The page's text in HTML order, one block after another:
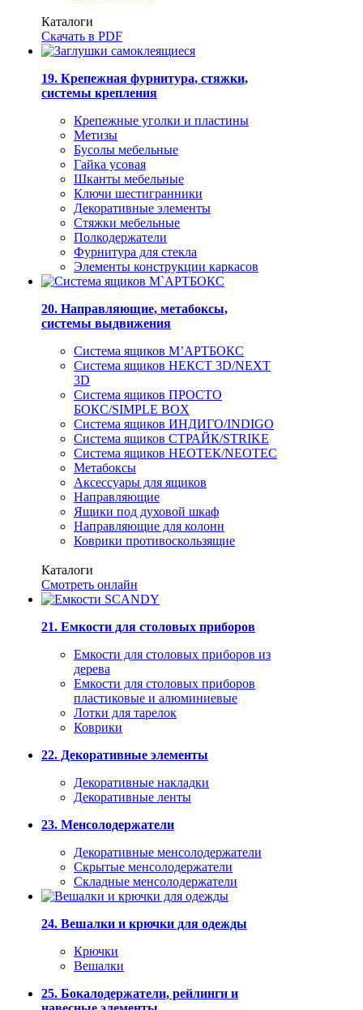
Каталоги
Скачать в PDF
19. Крепежная фурнитура, стяжки,
системы крепления
Крепежные уголки и пластины
Метизы
Бусолы мебельные
Гайка усовая
Шканты мебельные
Ключи шестигранники
Декоративные элементы
Стяжки мебельные
Полкодержатели
Фурнитура для стекла
Элементы конструкции каркасов
20. Направляющие, метабоксы,
системы выдвижения
Система ящиков М’АРТБОКС
Система ящиков НЕКСТ 3D/NEXT
3D
Система ящиков ПРОСТО
БОКС/SIMPLE BOX
Система ящиков ИНДИГО/INDIGO
Система ящиков СТРАЙК/STRIKE
Система ящиков НЕОТЕК/NEOTEC
Метабоксы
Аксессуары для ящиков
Направляющие
Ящики под духовой шкаф
Направляющие для колонн
Коврики противоскользящие
Каталоги
Смотреть онлайн
21. Емкости для столовых приборов
Емкости для столовых приборов из
дерева
Емкости для столовых приборов
пластиковые и алюминиевые
Лотки для тарелок
Коврики
22. Декоративные элементы
Декоративные накладки
Декоративные ленты
23. Менсолодержатели
Декоративные менсолодержатели
Скрытые менсолодержатели
Складные менсолодержатели
24. Вешалки и крючки для одежды
Крючки
Вешалки
25. Бокалодержатели, рейлинги и